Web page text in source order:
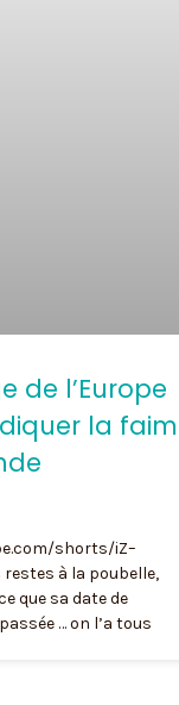
de l’Europe
la faim
shorts/iZ–
restes à la poubelle,
que sa date de
… on l’a tous